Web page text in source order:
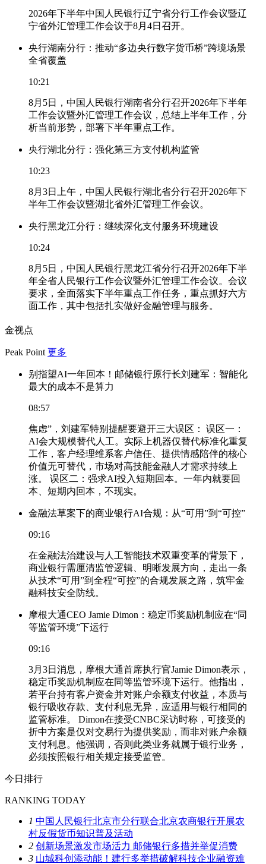
2026年下半年中国人民银行辽宁省分行工作会议暨辽
宁省外汇管理工作会议于8月4日召开。
央行湖南分行：推动“多边央行数字货币桥”跨境场景
全省覆盖
10:21
8月5日，中国人民银行湖南省分行召开2026年下半年
工作会议暨外汇管理工作会议，总结上半年工作，分
析当前形势，部署下半年重点工作。
央行湖北分行：强化第三方支付机构监管
10:23
8月3日上午，中国人民银行湖北省分行召开2026年下
半年工作会议暨湖北省外汇管理工作会议。
央行黑龙江分行：继续深化支付服务环境建设
10:24
8月5日，中国人民银行黑龙江省分行召开2026年下半
年全省人民银行工作会议暨外汇管理工作会议。会议
要求，全面落实下半年重点工作任务，重点抓好六方
面工作，其中包括扎实做好金融管理与服务。
金视点
Peak Point 更多
别指望AI一年回本！邮储银行原行长刘建军：智能化
最大的成本不是算力
08:57
焦虑”，刘建军特别提醒要避开三大误区： 误区一：
AI会大规模替代人工。实际上机器仅替代标准化重复
工作，客户经理维系客户信任、提供情感陪伴的核心
价值无可替代，市场对高技能金融人才需求持续上
涨。 误区二：强求AI投入短期回本。一年内就要回
本、短期内回本，不现实。
金融法草案下的商业银行AI合规：从“可用”到“可控”
09:16
在金融法治建设与人工智能技术双重变革的背景下，
商业银行需厘清监管逻辑、明晰发展方向，走出一条
从技术“可用”到全程“可控”的合规发展之路，筑牢金
融科技安全防线。
摩根大通CEO Jamie Dimon：稳定币奖励机制应在“同
等监管环境”下运行
09:16
3月3日消息，摩根大通首席执行官Jamie Dimon表示，
稳定币奖励机制应在同等监管环境下运行。他指出，
若平台持有客户资金并对账户余额支付收益，本质与
银行吸收存款、支付利息无异，应适用与银行相同的
监管标准。 Dimon在接受CNBC采访时称，可接受的
折中方案是仅对交易行为提供奖励，而非对账户余额
支付利息。他强调，否则此类业务就属于银行业务，
必须按照银行相关规定接受监管。
今日排行
RANKING TODAY
1 中国人民银行北京市分行联合北京农商银行开展农
村反假货币知识普及活动
2 创新场景激发市场活力 邮储银行多措并举促消费
3 山城科创添动能！建行多举措破解科技企业融资难